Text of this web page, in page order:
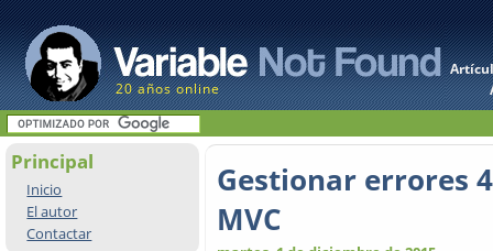
20 años online
Principal
Inicio
El autor
Contactar
Gestionar errores
MVC